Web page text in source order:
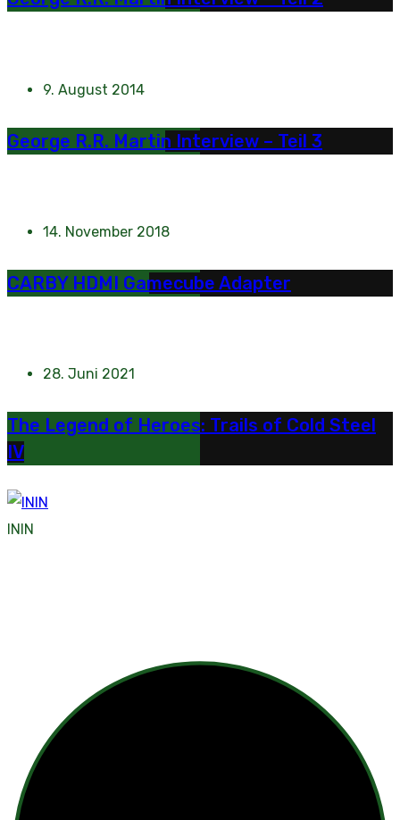
9. August 2014
George R.R. Martin Interview – Teil 3
14. November 2018
CARBY HDMI Gamecube Adapter
28. Juni 2021
The Legend of Heroes: Trails of Cold Steel
IV
ININ